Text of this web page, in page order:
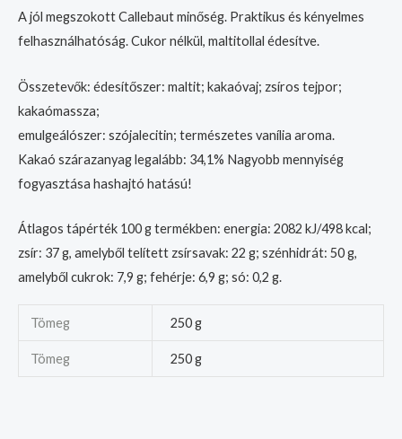
A jól megszokott Callebaut minőség. Praktikus és kényelmes
felhasználhatóság. Cukor nélkül, maltitollal édesítve.
Összetevők: édesítőszer: maltit; kakaóvaj; zsíros tejpor;
kakaómassza;
emulgeálószer: szójalecitin; természetes vanília aroma.
Kakaó szárazanyag legalább: 34,1% Nagyobb mennyiség
fogyasztása hashajtó hatású!
Átlagos tápérték 100 g termékben: energia: 2082 kJ/498 kcal;
zsír: 37 g, amelyből telített zsírsavak: 22 g; szénhidrát: 50 g,
amelyből cukrok: 7,9 g; fehérje: 6,9 g; só: 0,2 g.
Tömeg 250 g
Tömeg 250 g